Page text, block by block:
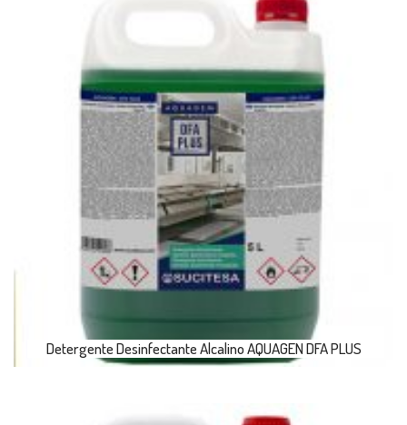
Detergente Desinfectante Alcalino AQUAGEN DFA PLUS